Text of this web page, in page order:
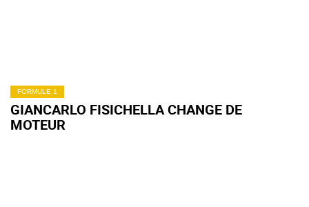
FORMULE 1
GIANCARLO FISICHELLA CHANGE DE
MOTEUR